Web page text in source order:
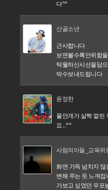
다^^
산골소년
근사합니다
보면볼수록안위함
탁월하신시선을담
박수보내드립니다
윤정한
물안개가 살짝 깔린
요...^^
사람의아들_교육위
화면 가득 넘치지 않
변해 주는 듯 느껴집
가보고 싶었던 우포